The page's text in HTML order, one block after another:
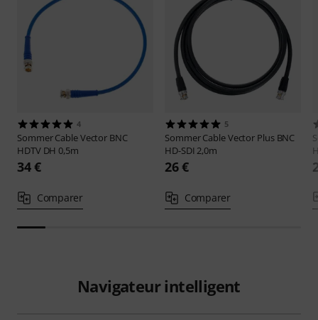
4
Sommer CableVector BNC
HDTV DH 0,5m
34 €
Comparer
5
Sommer CableVector Plus BNC
HD-SDI 2,0m
26 €
Comparer
Navigateur intelligent